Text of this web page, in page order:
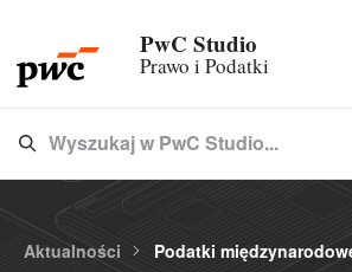
PwC Studio
Prawo i Podatki
Type 3 or more characters for results.
Wyszukaj w PwC Studio...
Aktualności Podatki